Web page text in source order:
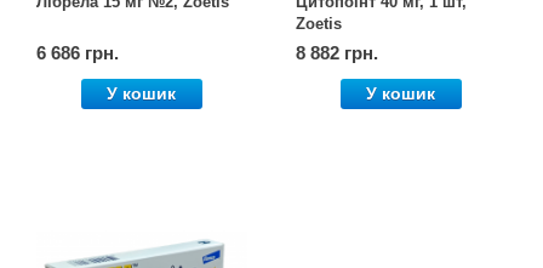
6 686 грн.
У кошик
Zoetis
8 882 грн.
У кошик